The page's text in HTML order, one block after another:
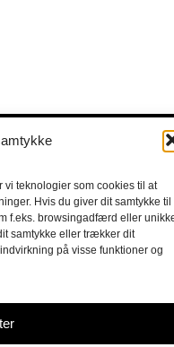
vi teknologier som cookies til at
Hvis du giver dit samtykke til
f.eks. browsingadfærd eller
samtykke eller trækker dit
på visse funktioner og